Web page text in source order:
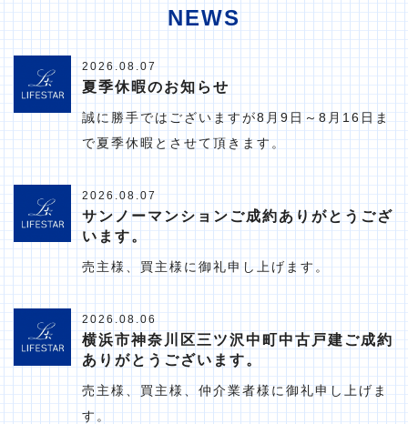
NEWS
2026.08.07
夏季休暇のお知らせ
誠に勝手ではございますが8月9日～8月16日ま
で夏季休暇とさせて頂きます。
2026.08.07
サンノーマンションご成約ありがとうござ
います。
売主様、買主様に御礼申し上げます。
2026.08.06
横浜市神奈川区三ツ沢中町中古戸建ご成約
ありがとうございます。
売主様、買主様、仲介業者様に御礼申し上げま
す。